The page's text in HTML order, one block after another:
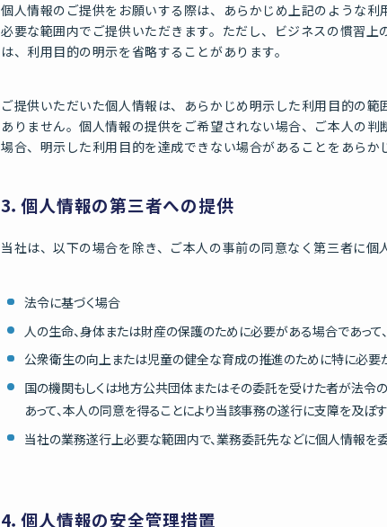
個人情報のご提供をお願いする際は、あらかじめ上記のような
必要な範囲内でご提供いただきます。ただし、ビジネスの慣習
は、利用目的の明示を省略することがあります。
ご提供いただいた個人情報は、あらかじめ明示した利用目的の
ありません。個人情報の提供をご希望されない場合、ご本人の
場合、明示した利用目的を達成できない場合があることをあらか
3．個人情報の第三者への提供
当社は、以下の場合を除き、ご本人の事前の同意なく第三者に個
法令に基づく場合
人の生命、身体または財産の保護のために必要がある場合であっ
公衆衛生の向上または児童の健全な育成の推進のために特に必要
国の機関もしくは地方公共団体またはその委託を受けた者が法令
あって、本人の同意を得ることにより当該事務の遂行に支障を及ぼ
当社の業務遂行上必要な範囲内で、業務委託先などに個人情報を
4．個人情報の安全管理措置